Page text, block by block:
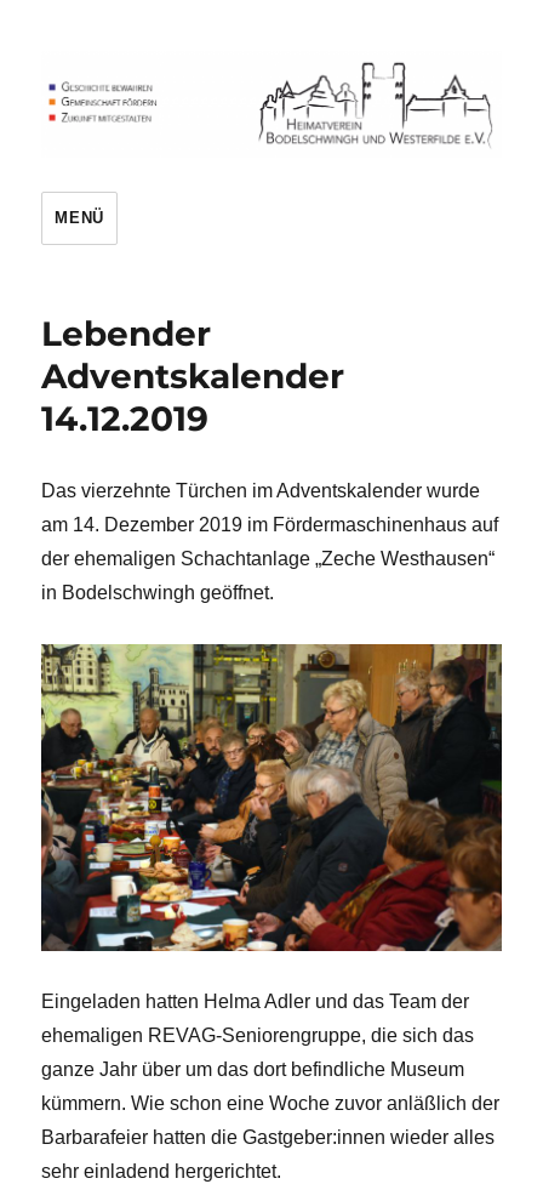
MENÜ
Lebender
Adventskalender
14.12.2019
Das vierzehnte Türchen im Adventskalender wurde
am 14. Dezember 2019 im Fördermaschinenhaus auf
der ehemaligen Schachtanlage „Zeche Westhausen“
in Bodelschwingh geöffnet.
Eingeladen hatten Helma Adler und das Team der
ehemaligen REVAG-Seniorengruppe, die sich das
ganze Jahr über um das dort befindliche Museum
kümmern. Wie schon eine Woche zuvor anläßlich der
Barbarafeier hatten die Gastgeber:innen wieder alles
sehr einladend hergerichtet.